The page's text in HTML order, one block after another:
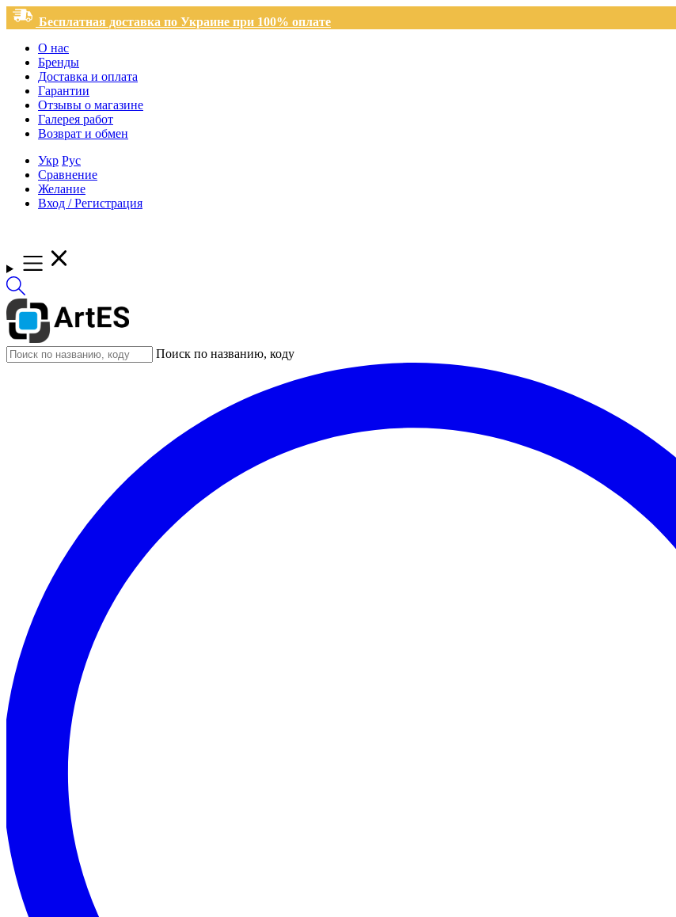
Бесплатная доставка по Украине при 100% оплате
О нас
Бренды
Доставка и оплата
Гарантии
Отзывы о магазине
Галерея работ
Возврат и обмен
Укр Рус
Сравнение
Желание
Вход / Регистрация
Поиск по названию, коду